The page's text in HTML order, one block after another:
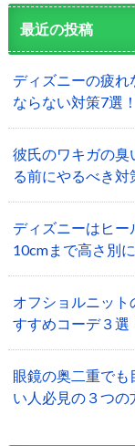
最近の投稿
ディズニーの疲れ
ならない対策7選！
彼氏のワキガの臭
る前にやるべき対
ディズニーはヒ
10cmまで高さ別
オフショルニッ
すすめコーデ３選
眼鏡の奥二重で
い人必見の３つの